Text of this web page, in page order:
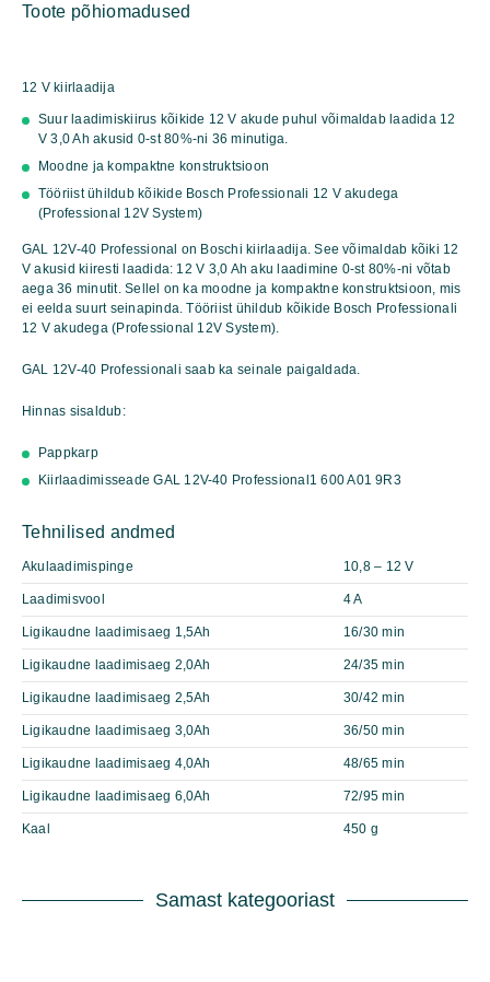
Professional
Toote põhiomadused
12 V kiirlaadija
Suur laadimiskiirus kõikide 12 V akude puhul võimaldab laadida 12
V 3,0 Ah akusid 0-st 80%-ni 36 minutiga.
Moodne ja kompaktne konstruktsioon
Tööriist ühildub kõikide Bosch Professionali 12 V akudega
(Professional 12V System)
GAL 12V-40 Professional on Boschi kiirlaadija. See võimaldab kõiki 12
V akusid kiiresti laadida: 12 V 3,0 Ah aku laadimine 0-st 80%-ni võtab
aega 36 minutit. Sellel on ka moodne ja kompaktne konstruktsioon, mis
ei eelda suurt seinapinda. Tööriist ühildub kõikide Bosch Professionali
12 V akudega (Professional 12V System).
GAL 12V-40 Professionali saab ka seinale paigaldada.
Hinnas sisaldub:
Pappkarp
Kiirlaadimisseade GAL 12V-40 Professional1 600 A01 9R3
Tehnilised andmed
Akulaadimispinge 10,8 – 12 V
Laadimisvool 4 A
Ligikaudne laadimisaeg 1,5Ah 16/30 min
Ligikaudne laadimisaeg 2,0Ah 24/35 min
Ligikaudne laadimisaeg 2,5Ah 30/42 min
Ligikaudne laadimisaeg 3,0Ah 36/50 min
Ligikaudne laadimisaeg 4,0Ah 48/65 min
Ligikaudne laadimisaeg 6,0Ah 72/95 min
Kaal 450 g
Samast kategooriast